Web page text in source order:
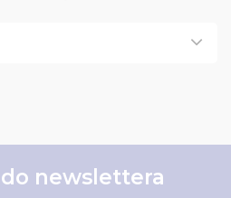
do newslettera